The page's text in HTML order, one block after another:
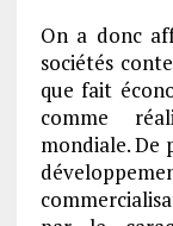
On a donc
sociétés
que fait
comme
mondiale. De